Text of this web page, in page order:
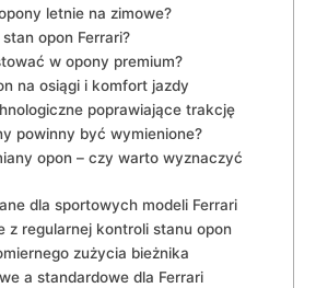
letnie na zimowe?
opon Ferrari?
w opony premium?
na osiągi i komfort jazdy
poprawiające⁢ trakcję
powinny być wymienione?
opon – czy warto wyznaczyć
dla sportowych modeli Ferrari
z regularnej kontroli stanu opon
zużycia bieżnika
⁣a‌ standardowe dla Ferrari